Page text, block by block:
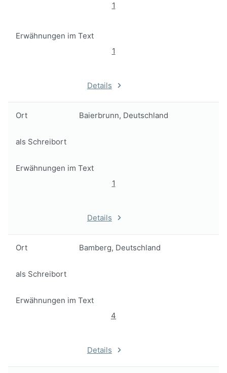
1
Erwähnungen im Text
1
Details
Ort Baierbrunn, Deutschland
als Schreibort
Erwähnungen im Text
1
Details
Ort Bamberg, Deutschland
als Schreibort
Erwähnungen im Text
4
Details